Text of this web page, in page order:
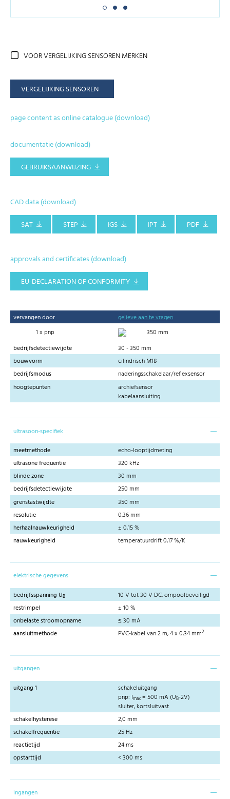
VOOR VERGELIJKING SENSOREN MERKEN
VERGELIJKING SENSOREN
page content as online catalogue (download)
documentatie (download)
GEBRUIKSAANWIJZING
CAD data (download)
SAT
STEP IGS IPT PDF
approvals and certificates (download)
EU-DECLARATION OF CONFORMITY
vervangen door
gelieve aan te vragen
1 x pnp
350 mm
bedrijfsdetectiewijdte
30 - 350 mm
bouwvorm
cilindrisch M18
bedrijfsmodus
naderingsschakelaar/reflexsensor
hoogtepunten
archiefsensor
kabelaansluiting
ultrasoon-specifiek
meetmethode
echo-looptijdmeting
ultrasone frequentie
320 kHz
blinde zone
30 mm
bedrijfsdetectiewijdte
250 mm
grenstastwijdte
350 mm
resolutie
0,36 mm
herhaalnauwkeurigheid
± 0,15 %
nauwkeurigheid
temperatuurdrift 0,17 %/K
elektrische gegevens
bedrijfsspanning UB
10 V tot 30 V DC, ompoolbeveiligd
restrimpel
± 10 %
onbelaste stroomopname
≤ 30 mA
aansluitmethode
PVC-kabel van 2 m, 4 x 0,34 mm2
uitgangen
uitgang 1
schakeluitgang
pnp: Imax = 500 mA (UB-2V)
sluiter, kortsluitvast
schakelhysterese
2,0 mm
schakelfrequentie
25 Hz
reactietijd
24 ms
opstarttijd
< 300 ms
ingangen